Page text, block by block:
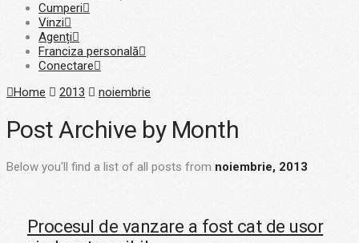
Cumperi
Vinzi
Agenți
Franciza personală
Conectare
Home
2013 noiembrie
Post Archive by Month
Below you'll find a list of all posts from noiembrie, 2013
Procesul de vanzare a fost cat de usor